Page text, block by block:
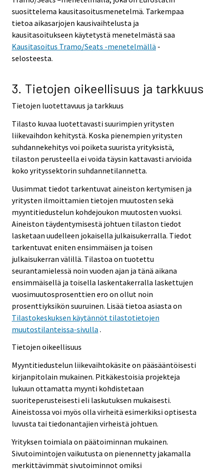
suosittelema kausitasoitusmenetelmä. Tarkempaa
tietoa aikasarjojen kausivaihtelusta ja
kausitasoitukseen käytetystä menetelmästä saa
Kausitasoitus Tramo/Seats -menetelmällä -
selosteesta.
3. Tietojen oikeellisuus ja tarkkuus
Tietojen luotettavuus ja tarkkuus
Tilasto kuvaa luotettavasti suurimpien yritysten
liikevaihdon kehitystä. Koska pienempien yritysten
suhdannekehitys voi poiketa suurista yrityksistä,
tilaston perusteella ei voida täysin kattavasti arvioida
koko yrityssektorin suhdannetilannetta.
Uusimmat tiedot tarkentuvat aineiston kertymisen ja
yritysten ilmoittamien tietojen muutosten sekä
myyntitiedustelun kohdejoukon muutosten vuoksi.
Aineiston täydentymisestä johtuen tilaston tiedot
lasketaan uudelleen jokaisella julkaisukerralla. Tiedot
tarkentuvat eniten ensimmäisen ja toisen
julkaisukerran välillä. Tilastoa on tuotettu
seurantamielessä noin vuoden ajan ja tänä aikana
ensimmäisellä ja toisella laskentakerralla laskettujen
vuosimuutosprosenttien ero on ollut noin
prosenttiyksikön suuruinen. Lisää tietoa asiasta on
Tilastokeskuksen käytännöt tilastotietojen
muutostilanteissa-sivulla .
Tietojen oikeellisuus
Myyntitiedustelun liikevaihtokäsite on pääsääntöisesti
kirjanpitolain mukainen. Pitkäkestoisia projekteja
lukuun ottamatta myynti kohdistetaan
suoriteperusteisesti eli laskutuksen mukaisesti.
Aineistossa voi myös olla virheitä esimerkiksi optisesta
luvusta tai tiedonantajien virheistä johtuen.
Yrityksen toimiala on päätoiminnan mukainen.
Sivutoimintojen vaikutusta on pienennetty jakamalla
merkittävimmät sivutoiminnot omiksi